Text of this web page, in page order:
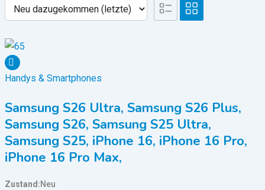
Handys & Smartphones
Samsung S26 Ultra, Samsung S26 Plus,
Samsung S26, Samsung S25 Ultra,
Samsung S25, iPhone 16, iPhone 16 Pro,
iPhone 16 Pro Max,
Zustand Neu